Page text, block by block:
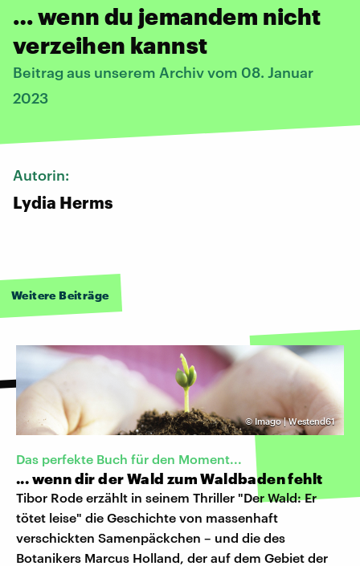
… wenn du jemandem nicht
verzeihen kannst
Beitrag aus unserem Archiv vom 08. Januar
2023
Autorin:
Lydia Herms
Weitere Beiträge
©Imago | Westend61
Das perfekte Buch für den Moment...
... wenn dir der Wald zum Waldbaden fehlt
Tibor Rode erzählt in seinem Thriller "Der Wald: Er
tötet leise" die Geschichte von massenhaft
verschickten Samenpäckchen – und die des
Botanikers Marcus Holland, der auf dem Gebiet der